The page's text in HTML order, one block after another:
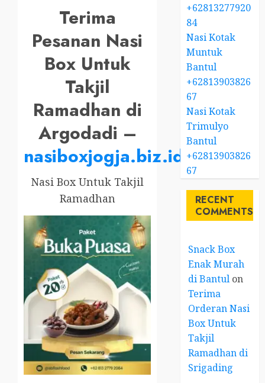
Terima
Pesanan Nasi
Box Untuk
Takjil
Ramadhan di
Argodadi –
nasiboxjogja.biz.id
Nasi Box Untuk Takjil
Ramadhan
+62813277920
84
Nasi Kotak
Muntuk
Bantul
+62813903826
67
Nasi Kotak
Trimulyo
Bantul
+62813903826
67
RECENT
COMMENTS
Snack Box
Enak Murah
di Bantul on
Terima
Orderan Nasi
Box Untuk
Takjil
Ramadhan di
Srigading